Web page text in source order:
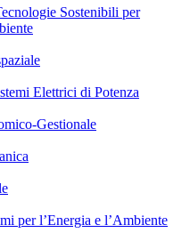
Sostenibili per
Elettrici di Potenza
Gestionale
per l’Energia e l’Ambiente